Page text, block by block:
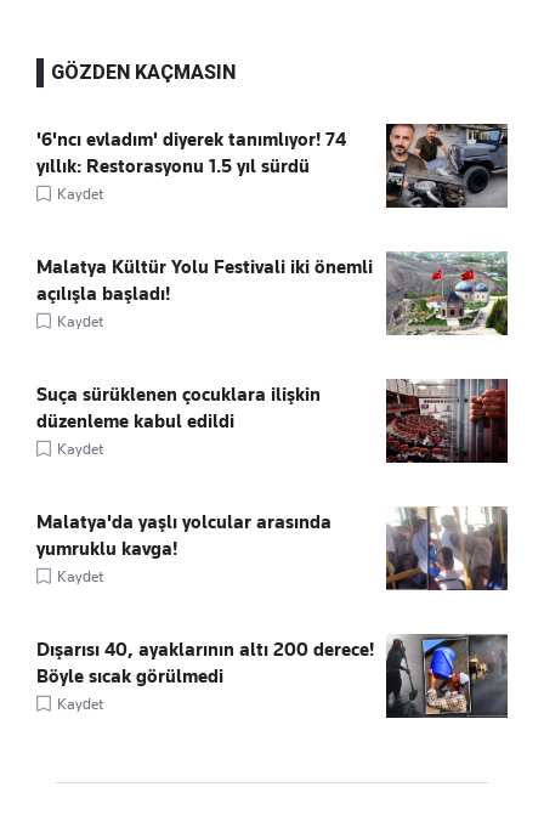
GÖZDEN KAÇMASIN
'6'ncı evladım' diyerek tanımlıyor! 74
yıllık: Restorasyonu 1.5 yıl sürdü
Kaydet
Malatya Kültür Yolu Festivali iki önemli
açılışla başladı!
Kaydet
Suça sürüklenen çocuklara ilişkin
düzenleme kabul edildi
Kaydet
Malatya'da yaşlı yolcular arasında
yumruklu kavga!
Kaydet
Dışarısı 40, ayaklarının altı 200 derece!
Böyle sıcak görülmedi
Kaydet